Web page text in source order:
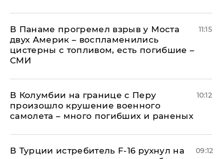
В Панаме прогремел взрыв у Моста
двух Америк – воспламенились
цистерны с топливом, есть погибшие –
СМИ
11:15
В Колумбии на границе с Перу
произошло крушение военного
самолета – много погибших и раненых
10:12
В Турции истребитель F-16 рухнул на
09:12